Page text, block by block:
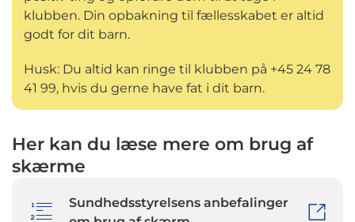
klubben. Din opbakning til fællesskabet er altid
godt for dit barn.
Husk: Du altid kan ringe til klubben på +45 24 78
41 99, hvis du gerne have fat i dit barn.
Her kan du læse mere om brug af
skærme
Sundhedsstyrelsens anbefalinger